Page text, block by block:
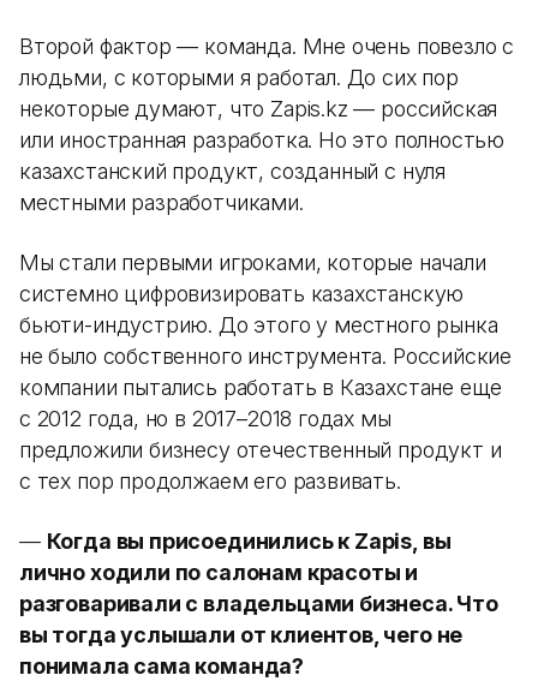
Второй фактор — команда. Мне очень повезло с
людьми, с которыми я работал. До сих пор
некоторые думают, что Zapis.kz — российская
или иностранная разработка. Но это полностью
казахстанский продукт, созданный с нуля
местными разработчиками.
Мы стали первыми игроками, которые начали
системно цифровизировать казахстанскую
бьюти-индустрию. До этого у местного рынка
не было собственного инструмента. Российские
компании пытались работать в Казахстане еще
с 2012 года, но в 2017–2018 годах мы
предложили бизнесу отечественный продукт и
с тех пор продолжаем его развивать.
— Когда вы присоединились к Zapis, вы
лично ходили по салонам красоты и
разговаривали с владельцами бизнеса. Что
вы тогда услышали от клиентов, чего не
понимала сама команда?